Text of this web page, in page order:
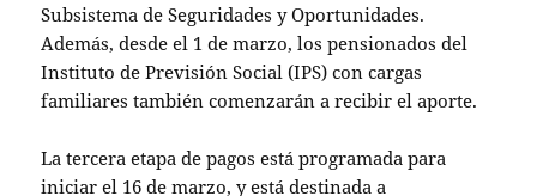
Subsistema de Seguridades y Oportunidades.
Además, desde el 1 de marzo, los pensionados del
Instituto de Previsión Social (IPS) con cargas
familiares también comenzarán a recibir el aporte.
La tercera etapa de pagos está programada para
iniciar el 16 de marzo, y está destinada a